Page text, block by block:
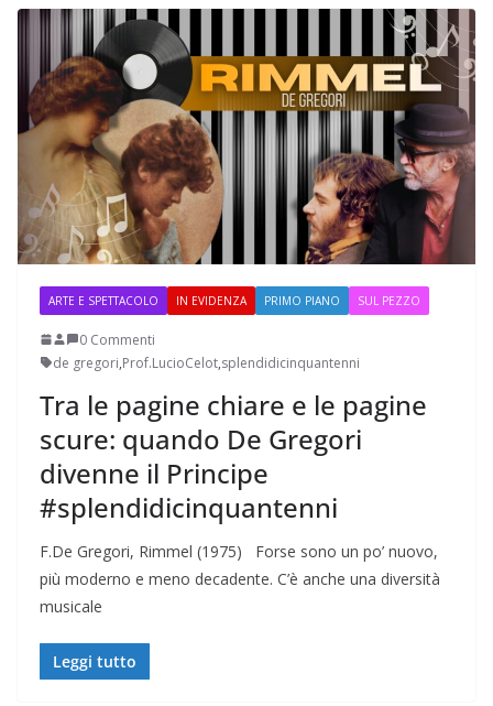
ARTE E SPETTACOLO IN EVIDENZA PRIMO PIANO SUL PEZZO
0 Commenti
de gregori,Prof.LucioCelot,splendidicinquantenni
Tra le pagine chiare e le pagine
scure: quando De Gregori
divenne il Principe
#splendidicinquantenni
F.De Gregori, Rimmel (1975) Forse sono un po’ nuovo,
più moderno e meno decadente. C’è anche una diversità
musicale
Leggi tutto